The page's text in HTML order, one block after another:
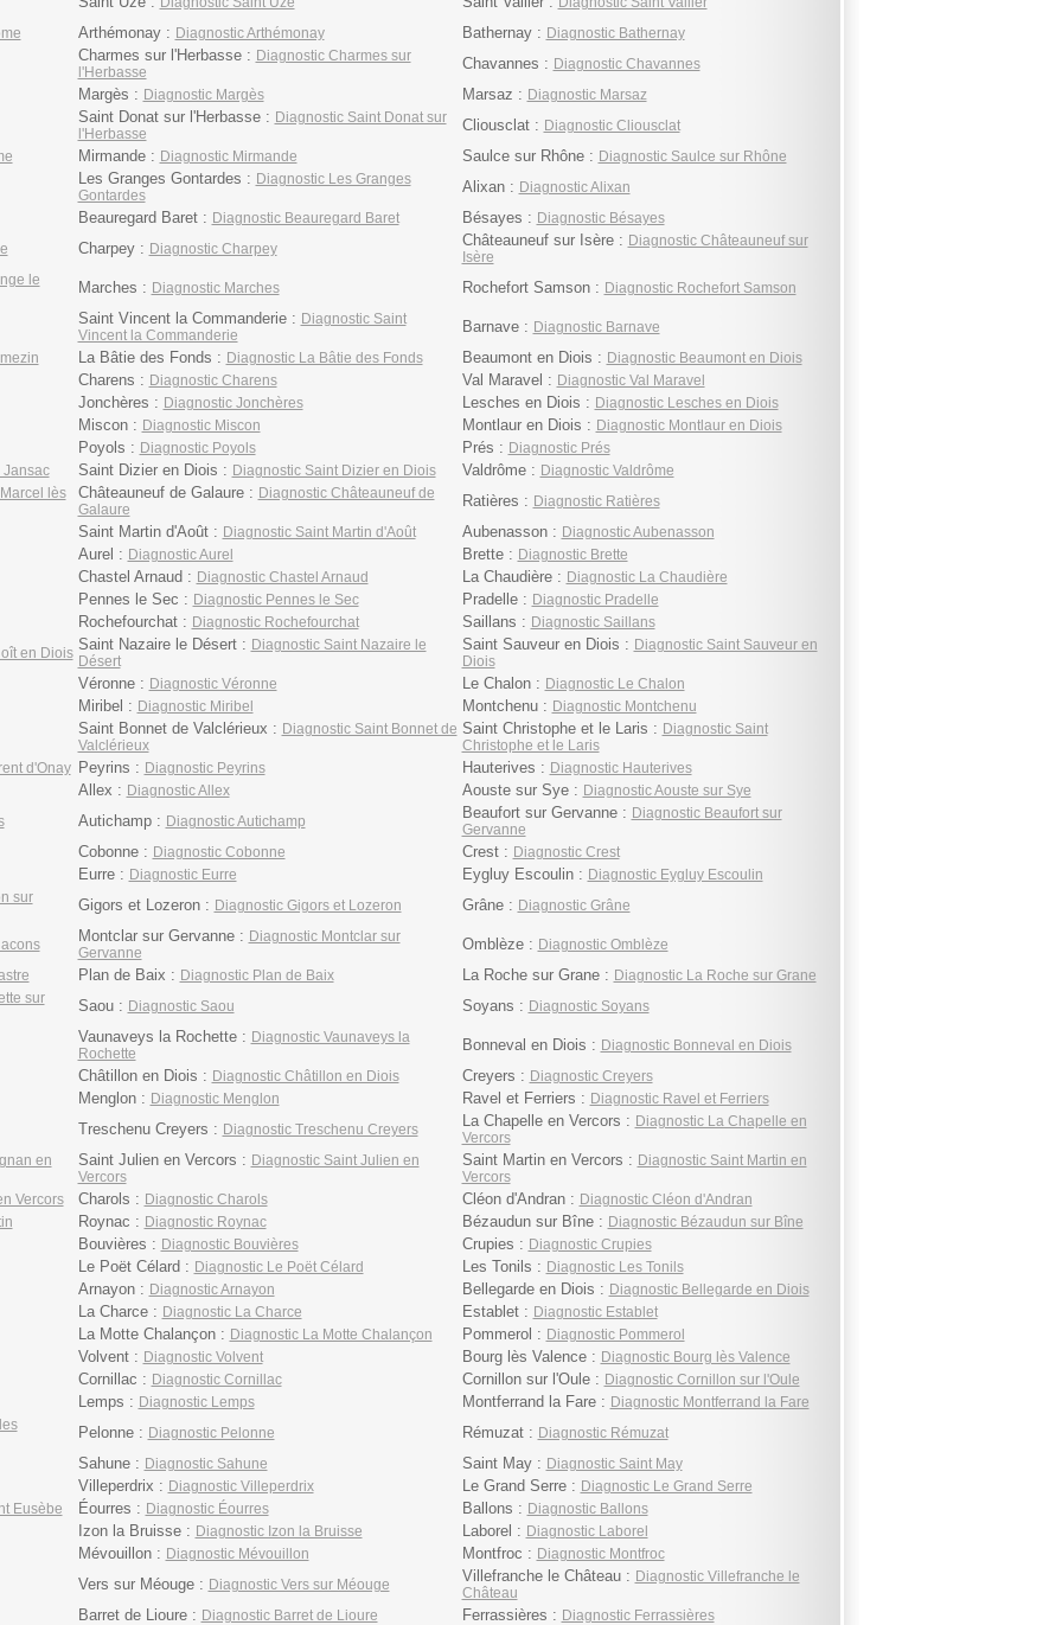
Arthémonay : Diagnostic Arthémonay Bathernay : Diagnostic Bathernay
Charmes sur l'Herbasse : Diagnostic Charmes sur
l'Herbasse
Chavannes : Diagnostic Chavannes
Margès : Diagnostic Margès Marsaz : Diagnostic Marsaz
Saint Donat sur l'Herbasse : Diagnostic Saint Donat sur
l'Herbasse
Cliousclat : Diagnostic Cliousclat
Mirmande : Diagnostic Mirmande Saulce sur Rhône : Diagnostic Saulce sur Rhône
Les Granges Gontardes : Diagnostic Les Granges
Gontardes
Alixan : Diagnostic Alixan
Beauregard Baret : Diagnostic Beauregard Baret Bésayes : Diagnostic Bésayes
Charpey : Diagnostic Charpey Châteauneuf sur Isère : Diagnostic Châteauneuf sur
Isère
le
Marches : Diagnostic Marches Rochefort Samson : Diagnostic Rochefort Samson
Saint Vincent la Commanderie : Diagnostic Saint
Vincent la Commanderie
Barnave : Diagnostic Barnave
La Bâtie des Fonds : Diagnostic La Bâtie des Fonds Beaumont en Diois : Diagnostic Beaumont en Diois
Charens : Diagnostic Charens Val Maravel : Diagnostic Val Maravel
Jonchères : Diagnostic Jonchères Lesches en Diois : Diagnostic Lesches en Diois
Miscon : Diagnostic Miscon Montlaur en Diois : Diagnostic Montlaur en Diois
Poyols : Diagnostic Poyols Prés : Diagnostic Prés
Saint Dizier en Diois : Diagnostic Saint Dizier en Diois Valdrôme : Diagnostic Valdrôme
lès
Châteauneuf de Galaure : Diagnostic Châteauneuf de
Galaure
Ratières : Diagnostic Ratières
Saint Martin d'Août : Diagnostic Saint Martin d'Août Aubenasson : Diagnostic Aubenasson
Aurel : Diagnostic Aurel Brette : Diagnostic Brette
Chastel Arnaud : Diagnostic Chastel Arnaud La Chaudière : Diagnostic La Chaudière
Pennes le Sec : Diagnostic Pennes le Sec Pradelle : Diagnostic Pradelle
Rochefourchat : Diagnostic Rochefourchat Saillans : Diagnostic Saillans
en Diois Saint Nazaire le Désert : Diagnostic Saint Nazaire le
Désert
Saint Sauveur en Diois : Diagnostic Saint Sauveur en
Diois
Véronne : Diagnostic Véronne Le Chalon : Diagnostic Le Chalon
Miribel : Diagnostic Miribel Montchenu : Diagnostic Montchenu
Saint Bonnet de Valclérieux : Diagnostic Saint Bonnet de
Valclérieux
Saint Christophe et le Laris : Diagnostic Saint
Christophe et le Laris
d'Onay
Peyrins : Diagnostic Peyrins Hauterives : Diagnostic Hauterives
Allex : Diagnostic Allex Aouste sur Sye : Diagnostic Aouste sur Sye
Autichamp : Diagnostic Autichamp Beaufort sur Gervanne : Diagnostic Beaufort sur
Gervanne
Cobonne : Diagnostic Cobonne Crest : Diagnostic Crest
Eurre : Diagnostic Eurre Eygluy Escoulin : Diagnostic Eygluy Escoulin
sur
Gigors et Lozeron : Diagnostic Gigors et Lozeron Grâne : Diagnostic Grâne
Montclar sur Gervanne : Diagnostic Montclar sur
Gervanne
Omblèze : Diagnostic Omblèze
Plan de Baix : Diagnostic Plan de Baix La Roche sur Grane : Diagnostic La Roche sur Grane
sur
Saou : Diagnostic Saou Soyans : Diagnostic Soyans
Vaunaveys la Rochette : Diagnostic Vaunaveys la
Rochette
Bonneval en Diois : Diagnostic Bonneval en Diois
Châtillon en Diois : Diagnostic Châtillon en Diois Creyers : Diagnostic Creyers
Menglon : Diagnostic Menglon Ravel et Ferriers : Diagnostic Ravel et Ferriers
Treschenu Creyers : Diagnostic Treschenu Creyers La Chapelle en Vercors : Diagnostic La Chapelle en
Vercors
en
Saint Julien en Vercors : Diagnostic Saint Julien en
Vercors
Saint Martin en Vercors : Diagnostic Saint Martin en
Vercors
Vercors
Charols : Diagnostic Charols Cléon d'Andran : Diagnostic Cléon d'Andran
Roynac : Diagnostic Roynac Bézaudun sur Bîne : Diagnostic Bézaudun sur Bîne
Bouvières : Diagnostic Bouvières Crupies : Diagnostic Crupies
Le Poët Célard : Diagnostic Le Poët Célard Les Tonils : Diagnostic Les Tonils
Arnayon : Diagnostic Arnayon Bellegarde en Diois : Diagnostic Bellegarde en Diois
La Charce : Diagnostic La Charce Establet : Diagnostic Establet
La Motte Chalançon : Diagnostic La Motte Chalançon Pommerol : Diagnostic Pommerol
Volvent : Diagnostic Volvent Bourg lès Valence : Diagnostic Bourg lès Valence
Cornillac : Diagnostic Cornillac Cornillon sur l'Oule : Diagnostic Cornillon sur l'Oule
Lemps : Diagnostic Lemps Montferrand la Fare : Diagnostic Montferrand la Fare
Pelonne : Diagnostic Pelonne Rémuzat : Diagnostic Rémuzat
Sahune : Diagnostic Sahune Saint May : Diagnostic Saint May
Villeperdrix : Diagnostic Villeperdrix Le Grand Serre : Diagnostic Le Grand Serre
Eusèbe
Éourres : Diagnostic Éourres Ballons : Diagnostic Ballons
Izon la Bruisse : Diagnostic Izon la Bruisse Laborel : Diagnostic Laborel
Mévouillon : Diagnostic Mévouillon Montfroc : Diagnostic Montfroc
Vers sur Méouge : Diagnostic Vers sur Méouge Villefranche le Château : Diagnostic Villefranche le
Château
Barret de Lioure : Diagnostic Barret de Lioure Ferrassières : Diagnostic Ferrassières